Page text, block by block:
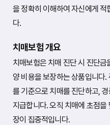
을 정확히 이해하여 자신에게
다.
치매보험 개요
치매보험은 치매 진단 시 진단
양 비용을 보장하는 상품입니다
를 기준으로 치매를 진단하고,
지급합니다. 오직 치매에 초점
장이 집중적입니다.